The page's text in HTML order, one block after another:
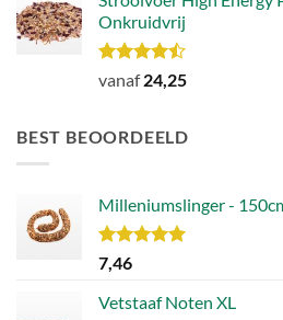
was:
€106,49.
is:
Onkruidvrij
Waardering
uit 5
vanaf24,25
BEST BEOORDEELD
Milleniumslinger -
Waardering
5.00
7,46
Vetstaaf Noten XL